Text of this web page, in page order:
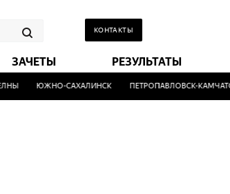
КОНТАКТЫ
ЗАЧЕТЫ РЕЗУЛЬТАТЫ
ЮЖНО-САХАЛИНСК ПЕТРОПАВЛОВСК-